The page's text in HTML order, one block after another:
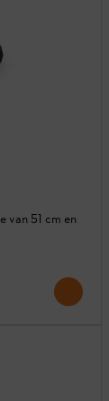
van 51 cm en